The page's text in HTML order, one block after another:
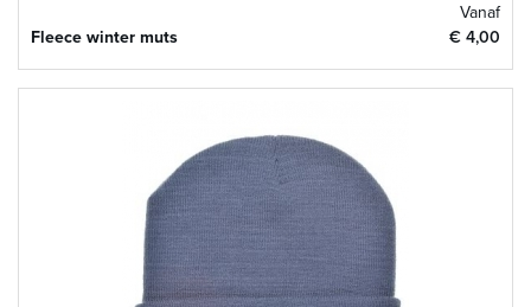
Fleece winter muts
Vanaf
€ 4,00